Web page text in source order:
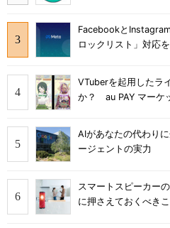
Facebookと
ロックリスト」対応
VTuberを起用したラ
か？ au PAY マーケ
AIがあなたの代わり
ージェントの実力
スマートスピーカー
に押さえておくべきこ